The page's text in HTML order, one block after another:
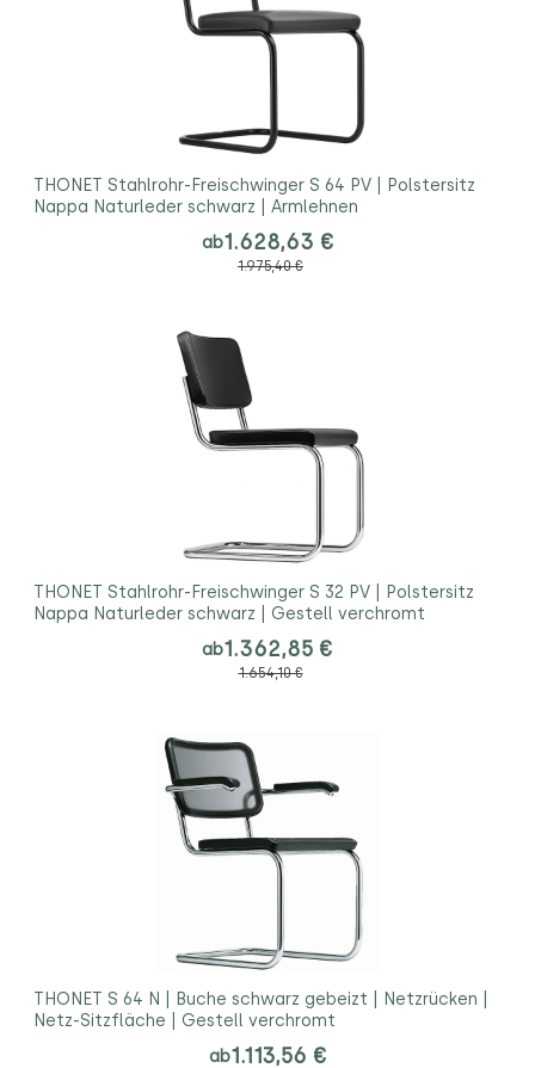
THONET Stahlrohr-Freischwinger S 64 PV | Polstersitz
Nappa Naturleder schwarz | Armlehnen
ab1.628,63 €
1.975,40 €
THONET Stahlrohr-Freischwinger S 32 PV | Polstersitz
Nappa Naturleder schwarz | Gestell verchromt
ab1.362,85 €
1.654,10 €
THONET S 64 N | Buche schwarz gebeizt | Netzrücken |
Netz-Sitzfläche | Gestell verchromt
ab1.113,56 €